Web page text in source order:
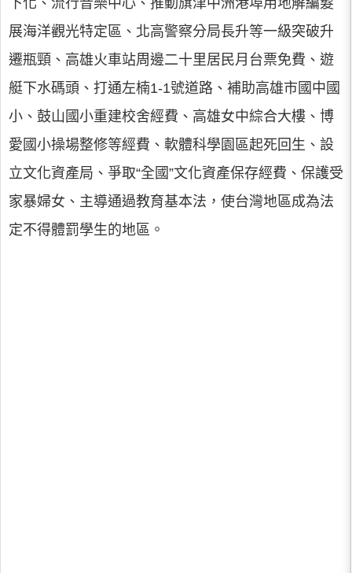
下化、流行音樂中心、推動旗津中洲港埠用地解編髮
展海洋觀光特定區、北高警察分局長升等一級突破升
遷瓶頸、高雄火車站周邊二十里居民月台票免費、遊
艇下水碼頭、打通左楠1-1號道路、補助高雄市國中國
小、鼓山國小重建校舍經費、高雄女中綜合大樓、博
愛國小操場整修等經費、軟體科學園區起死回生、設
立文化資產局、爭取“全國”文化資產保存經費、保護受
家暴婦女、主導通過教育基本法，使台灣地區成為法
定不得體罰學生的地區。